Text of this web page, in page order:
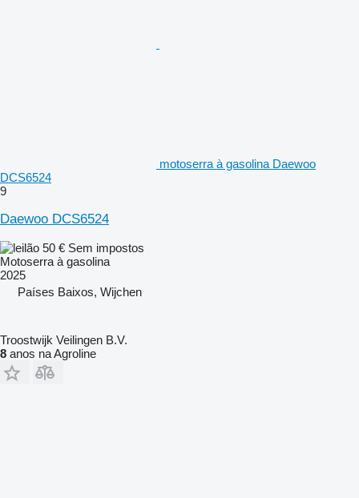
motoserra à gasolina Daewoo
DCS6524
9
Daewoo DCS6524
50 € Sem impostos
Motoserra à gasolina
2025
Países Baixos, Wijchen
Troostwijk Veilingen B.V.
8 anos na Agroline